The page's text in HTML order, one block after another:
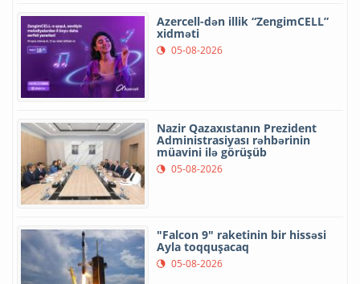
Azercell-dən illik “ZengimCELL”
xidməti
05-08-2026
Nazir Qazaxıstanın Prezident
Administrasiyası rəhbərinin
müavini ilə görüşüb
05-08-2026
"Falcon 9" raketinin bir hissəsi
Ayla toqquşacaq
05-08-2026